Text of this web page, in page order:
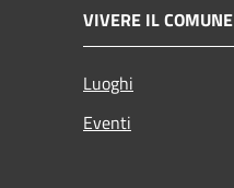
VIVERE IL COMUNE
Luoghi
Eventi